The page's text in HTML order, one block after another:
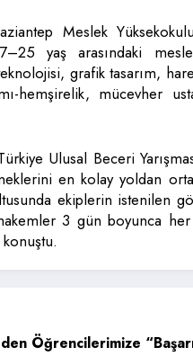
Meslek
yaş arasındaki
grafik tasarım,
hemşirelik, mücevher
Ulusal Beceri
en kolay yoldan
ekiplerin istenilen
3 gün boyunca
Öğrencilerimize